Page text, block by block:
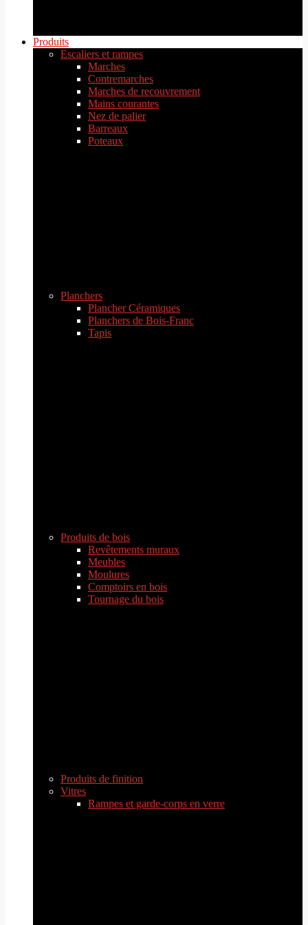
Produits
Escaliers et rampes
Marches
Contremarches
Marches de recouvrement
Mains courantes
Nez de palier
Barreaux
Poteaux
Planchers
Plancher Céramiques
Planchers de Bois-Franc
Tapis
Produits de bois
Revêtements muraux
Meubles
Moulures
Comptoirs en bois
Tournage du bois
Produits de finition
Vitres
Rampes et garde-corps en verre